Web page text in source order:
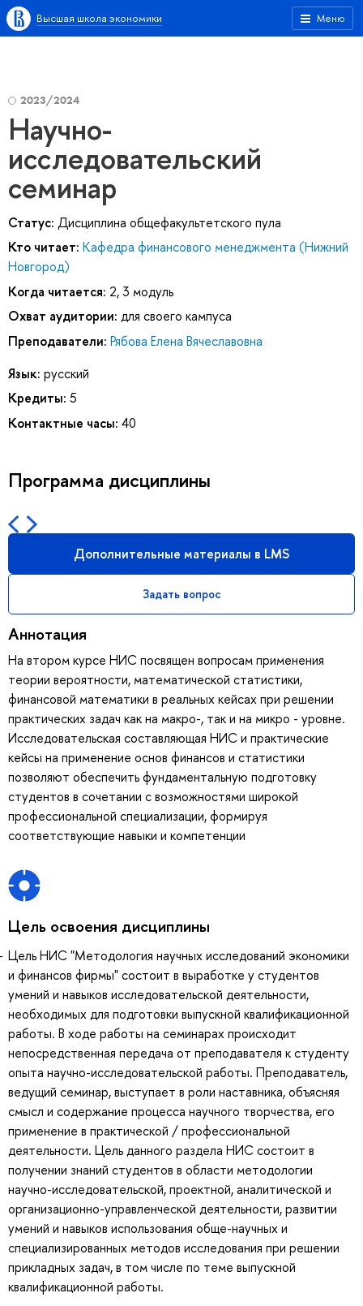
Меню
Высшая школа экономики
2023/2024
Научно-
исследовательский
семинар
Статус: Дисциплина общефакультетского пула
Кто читает: Кафедра финансового менеджмента (Нижний
Новгород)
Когда читается: 2, 3 модуль
Охват аудитории: для своего кампуса
Преподаватели: Рябова Елена Вячеславовна
Язык: русский
Кредиты: 5
Контактные часы: 40
Программа дисциплины
Дополнительные материалы в LMS
Задать вопрос
Аннотация
На втором курсе НИС посвящен вопросам применения
теории вероятности, математической статистики,
финансовой математики в реальных кейсах при решении
практических задач как на макро-, так и на микро - уровне.
Исследовательская составляющая НИС и практические
кейсы на применение основ финансов и статистики
позволяют обеспечить фундаментальную подготовку
студентов в сочетании с возможностями широкой
профессиональной специализации, формируя
соответствующие навыки и компетенции
Цель освоения дисциплины
Цель НИС "Методология научных исследований экономики
и финансов фирмы" состоит в выработке у студентов
умений и навыков исследовательской деятельности,
необходимых для подготовки выпускной квалификационной
работы. В ходе работы на семинарах происходит
непосредственная передача от преподавателя к студенту
опыта научно-исследовательской работы. Преподаватель,
ведущий семинар, выступает в роли наставника, объясняя
смысл и содержание процесса научного творчества, его
применение в практической / профессиональной
деятельности. Цель данного раздела НИС состоит в
получении знаний студентов в области методологии
научно-исследовательской, проектной, аналитической и
организационно-управленческой деятельности, развитии
умений и навыков использования обще-научных и
специализированных методов исследования при решении
прикладных задач, в том числе по теме выпускной
квалификационной работы.